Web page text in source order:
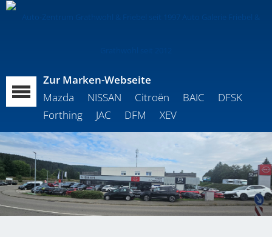
Zur Marken-Webseite
Mazda
NISSAN Citroën BAIC
DFSK
Forthing
JAC DFM XEV